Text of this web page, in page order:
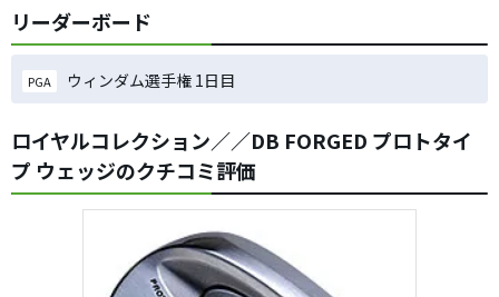
リーダーボード
PGA ウィンダム選手権 1日目
ロイヤルコレクション／／DB FORGED プロトタイ
プ ウェッジのクチコミ評価